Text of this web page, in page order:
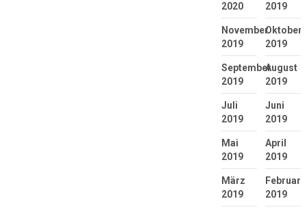
2020
2019
November
2019
Oktober
2019
September
2019
August
2019
Juli
2019
Juni
2019
Mai
2019
April
2019
März
2019
Februar
2019